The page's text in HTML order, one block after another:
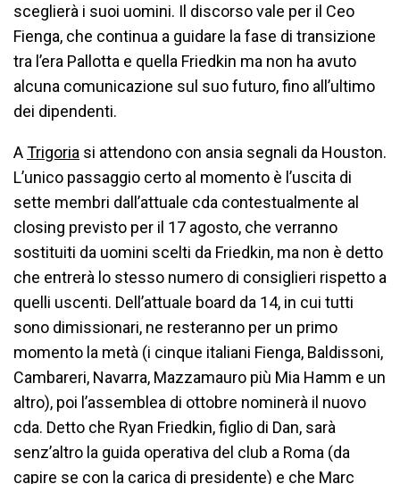
sceglierà i suoi uomini. Il discorso vale per il Ceo
Fienga, che continua a guidare la fase di transizione
tra l’era Pallotta e quella Friedkin ma non ha avuto
alcuna comunicazione sul suo futuro, fino all’ultimo
dei dipendenti.
ATrigoria si attendono con ansia segnali da Houston.
L’unico passaggio certo al momento è l’uscita di
sette membri dall’attuale cda contestualmente al
closing previsto per il 17 agosto, che verranno
sostituiti da uomini scelti da Friedkin, ma non è detto
che entrerà lo stesso numero di consiglieri rispetto a
quelli uscenti. Dell’attuale board da 14, in cui tutti
sono dimissionari, ne resteranno per un primo
momento la metà (i cinque italiani Fienga, Baldissoni,
Cambareri, Navarra, Mazzamauro più Mia Hamm e un
altro), poi l’assemblea di ottobre nominerà il nuovo
cda. Detto che Ryan Friedkin, figlio di Dan, sarà
senz’altro la guida operativa del club a Roma (da
capire se con la carica di presidente) e che Marc